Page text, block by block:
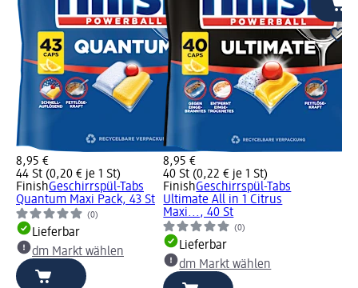
8,95 €
44 St (0,20 € je 1 St)
FinishGeschirrspül-Tabs
Quantum Maxi Pack, 43 St
(0)
Lieferbar
dm Markt wählen
8,95 €
40 St (0,22 € je 1 St)
FinishGeschirrspül-Tabs
Ultimate All in 1 Citrus
Maxi..., 40 St
(0)
Lieferbar
dm Markt wählen